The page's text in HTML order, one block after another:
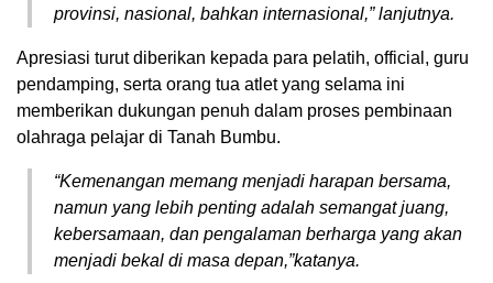
provinsi, nasional, bahkan internasional,” lanjutnya.
Apresiasi turut diberikan kepada para pelatih, official, guru
pendamping, serta orang tua atlet yang selama ini
memberikan dukungan penuh dalam proses pembinaan
olahraga pelajar di Tanah Bumbu.
“Kemenangan memang menjadi harapan bersama,
namun yang lebih penting adalah semangat juang,
kebersamaan, dan pengalaman berharga yang akan
menjadi bekal di masa depan,”katanya.